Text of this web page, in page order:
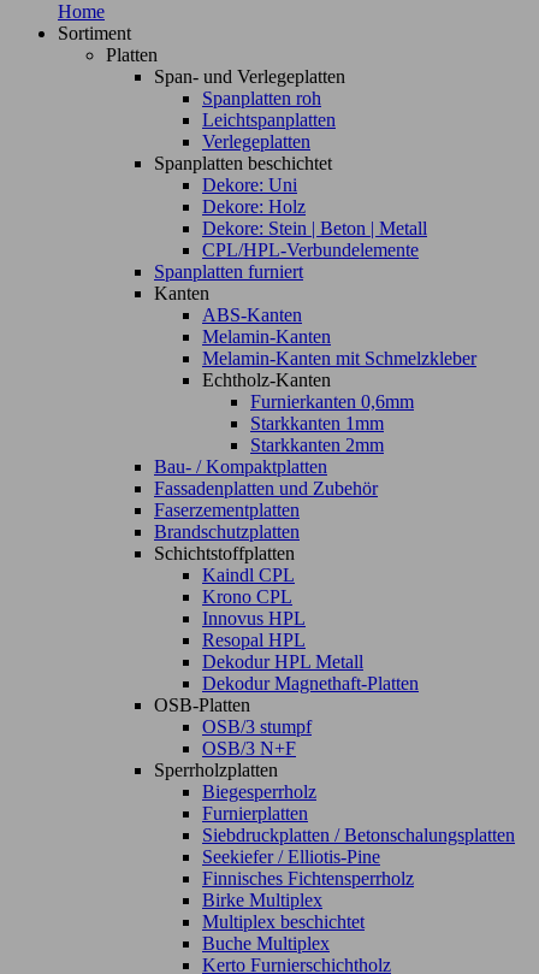
Home
Sortiment
Platten
Span- und Verlegeplatten
Spanplatten roh
Leichtspanplatten
Verlegeplatten
Spanplatten beschichtet
Dekore: Uni
Dekore: Holz
Dekore: Stein | Beton | Metall
CPL/HPL-Verbundelemente
Spanplatten furniert
Kanten
ABS-Kanten
Melamin-Kanten
Melamin-Kanten mit Schmelzkleber
Echtholz-Kanten
Furnierkanten 0,6mm
Starkkanten 1mm
Starkkanten 2mm
Bau- / Kompaktplatten
Fassadenplatten und Zubehör
Faserzementplatten
Brandschutzplatten
Schichtstoffplatten
Kaindl CPL
Krono CPL
Innovus HPL
Resopal HPL
Dekodur HPL Metall
Dekodur Magnethaft-Platten
OSB-Platten
OSB/3 stumpf
OSB/3 N+F
Sperrholzplatten
Biegesperrholz
Furnierplatten
Siebdruckplatten / Betonschalungsplatten
Seekiefer / Elliotis-Pine
Finnisches Fichtensperrholz
Birke Multiplex
Multiplex beschichtet
Buche Multiplex
Kerto Furnierschichtholz